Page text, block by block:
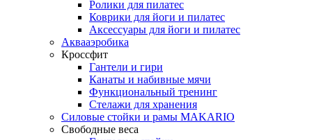
Ролики для пилатес
Коврики для йоги и пилатес
Аксессуары для йоги и пилатес
Аквааэробика
Кроссфит
Гантели и гири
Канаты и набивные мячи
Функциональный тренинг
Стелажи для хранения
Силовые стойки и рамы MAKARIO
Свободные веса